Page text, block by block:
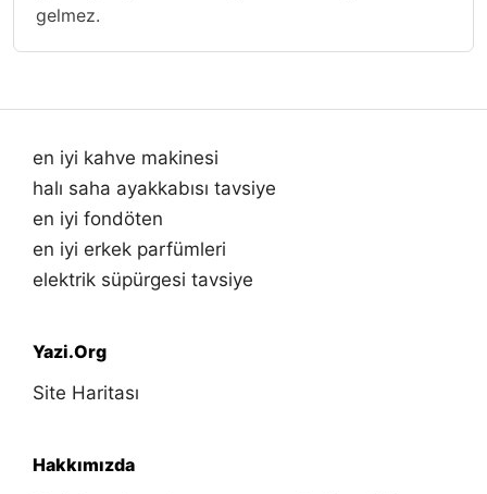
gelmez.
en iyi kahve makinesi
halı saha ayakkabısı tavsiye
en iyi fondöten
en iyi erkek parfümleri
elektrik süpürgesi tavsiye
Yazi.Org
Site Haritası
Hakkımızda